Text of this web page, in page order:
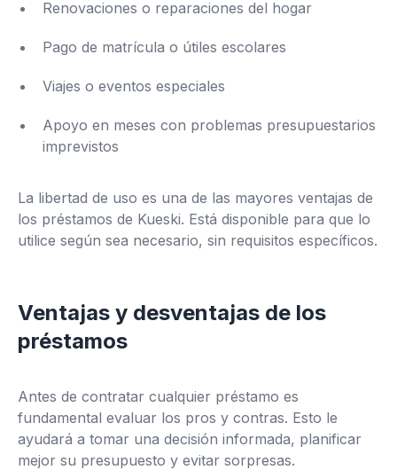
Renovaciones o reparaciones del hogar
Pago de matrícula o útiles escolares
Viajes o eventos especiales
Apoyo en meses con problemas presupuestarios
imprevistos
La libertad de uso es una de las mayores ventajas de
los préstamos de Kueski. Está disponible para que lo
utilice según sea necesario, sin requisitos específicos.
Ventajas y desventajas de los
préstamos
Antes de contratar cualquier préstamo es
fundamental evaluar los pros y contras. Esto le
ayudará a tomar una decisión informada, planificar
mejor su presupuesto y evitar sorpresas.